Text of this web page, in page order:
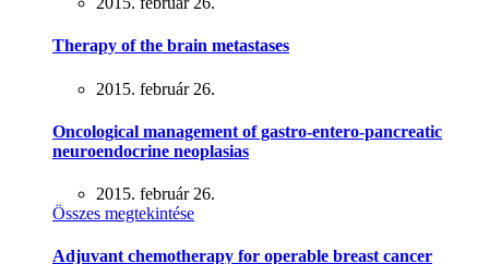
Therapy of the brain metastases
2015. február 26.
Oncological management of gastro-entero-pancreatic
neuroendocrine neoplasias
2015. február 26.
Összes megtekintése
Adjuvant chemotherapy for operable breast cancer